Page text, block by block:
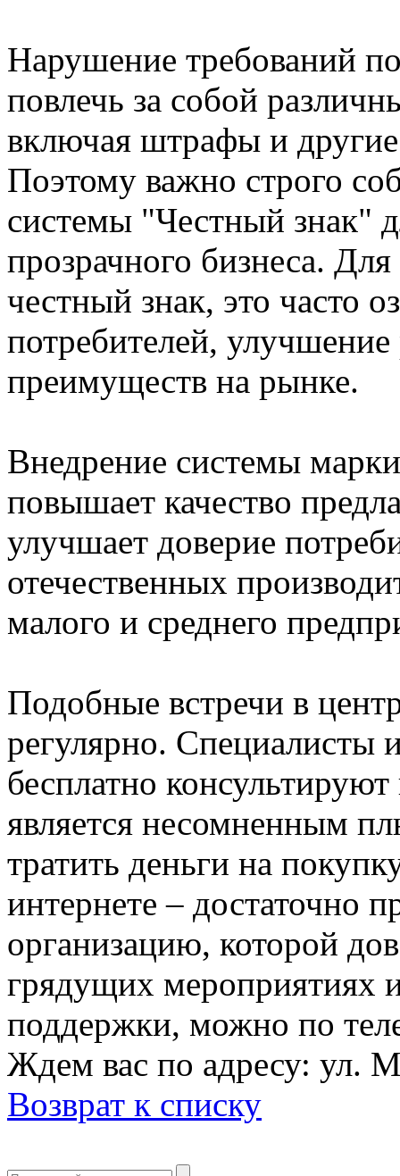
Нарушение требований
повлечь за собой
включая штрафы и
Поэтому важно строго
системы "Честный знак"
прозрачного бизнеса.
честный знак, это часто
потребителей,
преимуществ на рынке.
Внедрение системы
повышает качество
улучшает доверие
отечественных
малого и среднего
Подобные встречи в
регулярно. Специалисты
бесплатно
является несомненным
тратить деньги на
интернете – достаточно
организацию, которой
грядущих мероприятиях
поддержки, можно по
Ждем вас по адресу: ул.
Возврат к списку